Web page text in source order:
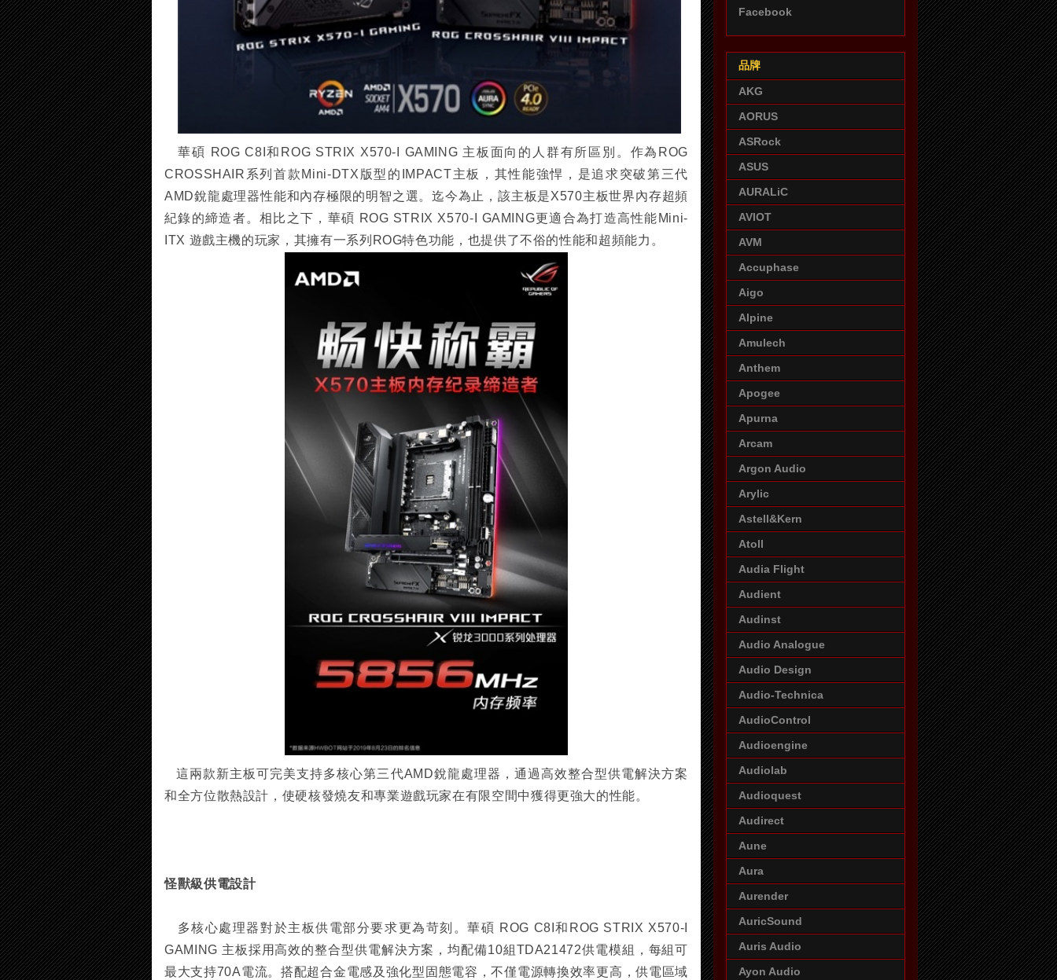
華碩 ROG C8I和ROG STRIX X570-I GAMING 主板面向的人群有所區別。作為ROG
CROSSHAIR系列首款Mini-DTX版型的IMPACT主板，其性能強悍，是追求突破第三代
AMD銳龍處理器性能和內存極限的明智之選。迄今為止，該主板是X570主板世界內存超頻
紀錄的締造者。相比之下，華碩 ROG STRIX X570-I GAMING更適合為打造高性能Mini-
ITX 遊戲主機的玩家，其擁有一系列ROG特色功能，也提供了不俗的性能和超頻能力。
這兩款新主板可完美支持多核心第三代AMD銳龍處理器，通過高效整合型供電解決方案
和全方位散熱設計，使硬核發燒友和專業遊戲玩家在有限空間中獲得更強大的性能。
怪獸級供電設計
多核心處理器對於主板供電部分要求更為苛刻。華碩 ROG C8I和ROG STRIX X570-I
GAMING 主板採用高效的整合型供電解決方案，均配備10組TDA21472供電模組，每組可
最大支持70A電流。搭配超合金電感及強化型固態電容，不僅電源轉換效率更高，供電區域
Facebook
品牌
AKG
AORUS
ASRock
ASUS
AURALiC
AVIOT
AVM
Accuphase
Aigo
Alpine
Amulech
Anthem
Apogee
Apurna
Arcam
Argon Audio
Arylic
Astell&Kern
Atoll
Audia Flight
Audient
Audinst
Audio Analogue
Audio Design
Audio-Technica
AudioControl
Audioengine
Audiolab
Audioquest
Audirect
Aune
Aura
Aurender
AuricSound
Auris Audio
Ayon Audio